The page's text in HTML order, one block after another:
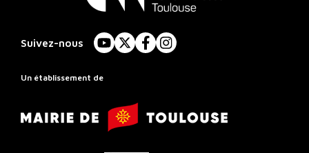
Rayonnement
Régional
Toulouse
Suivez-nous
YouTube
X FacebookInstagram
Un établissement de
Mairie
de